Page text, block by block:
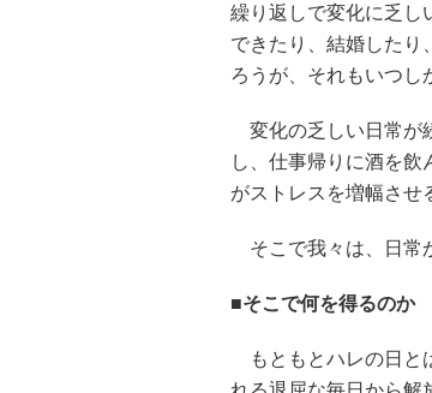
繰り返しで変化に乏し
できたり、結婚したり
ろうが、それもいつし
変化の乏しい日常が
し、仕事帰りに酒を
がストレスを増幅させ
そこで我々は、日常
■そこで何を得るのか
もともとハレの日と